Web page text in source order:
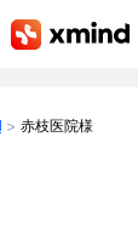
> 赤枝医院様